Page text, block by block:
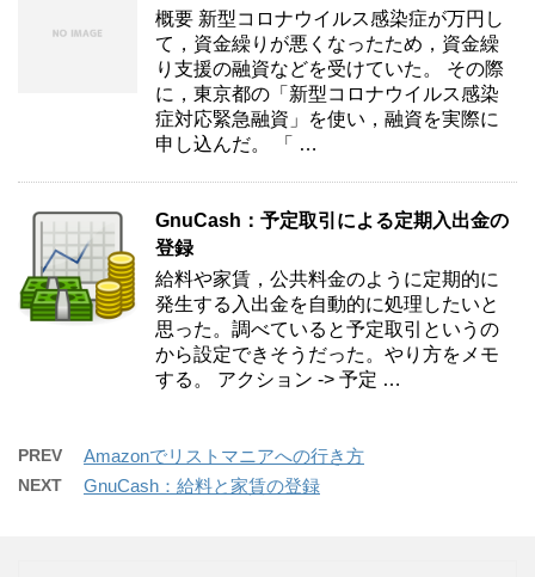
概要 新型コロナウイルス感染症が万円し
て，資金繰りが悪くなったため，資金繰
り支援の融資などを受けていた。 その際
に，東京都の「新型コロナウイルス感染
症対応緊急融資」を使い，融資を実際に
申し込んだ。 「 …
GnuCash：予定取引による定期入出金の
登録
給料や家賃，公共料金のように定期的に
発生する入出金を自動的に処理したいと
思った。調べていると予定取引というの
から設定できそうだった。やり方をメモ
する。 アクション -> 予定 …
PREV Amazonでリストマニアへの行き方
NEXT GnuCash：給料と家賃の登録